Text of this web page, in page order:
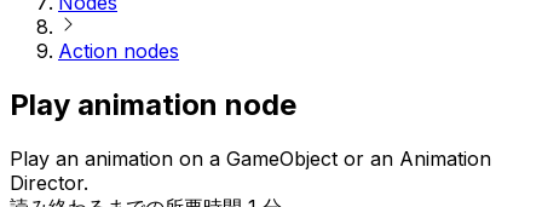
Action nodes
Play animation node
Play an animation on a GameObject or an Animation
Director.